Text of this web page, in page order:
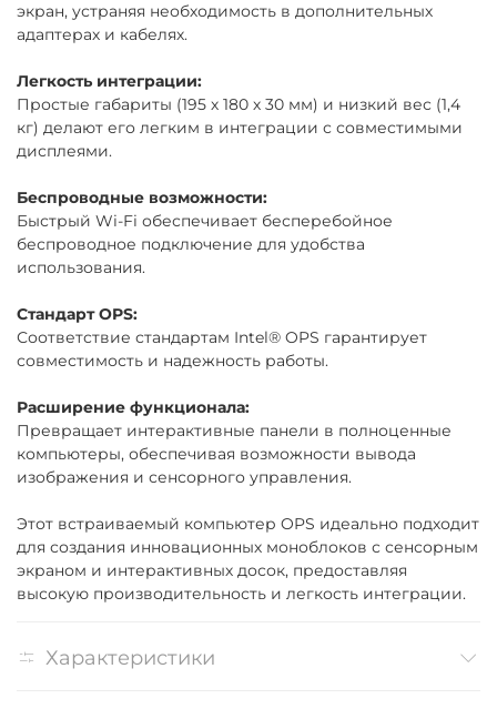
экран, устраняя необходимость в дополнительных
адаптерах и кабелях.
Легкость интеграции:
Простые габариты (195 х 180 х 30 мм) и низкий вес (1,4
кг) делают его легким в интеграции с совместимыми
дисплеями.
Беспроводные возможности:
Быстрый Wi-Fi обеспечивает бесперебойное
беспроводное подключение для удобства
использования.
Стандарт OPS:
Соответствие стандартам Intel® OPS гарантирует
совместимость и надежность работы.
Расширение функционала:
Превращает интерактивные панели в полноценные
компьютеры, обеспечивая возможности вывода
изображения и сенсорного управления.
Этот встраиваемый компьютер OPS идеально подходит
для создания инновационных моноблоков с сенсорным
экраном и интерактивных досок, предоставляя
высокую производительность и легкость интеграции.
Характеристики